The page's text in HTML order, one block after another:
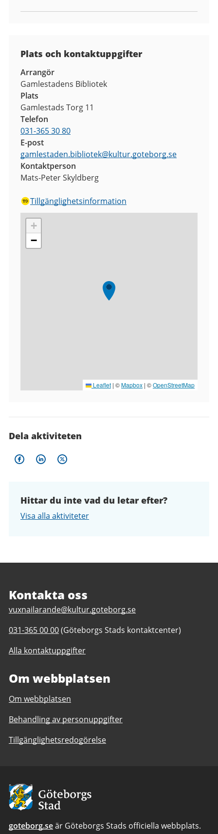
Plats och kontaktuppgifter
Arrangör
Gamlestadens Bibliotek
Plats
Gamlestads Torg 11
Telefon
031-365 30 80
E-post
gamlestaden.bibliotek@kultur.goteborg.se
Kontaktperson
Mats-Peter Skyldberg
Tillgänglighetsinformation
+
−
Leaflet | ©Mapbox | ©OpenStreetMap
Dela aktiviteten
Hittar du inte vad du letar efter?
Visa alla aktiviteter
Kontakta oss
E
p
s
t
l
l
V
u
i
l
ä
vuxnailarande@kultur.goteborg.se
T
l
f
n
u
m
m
t
i
l
V
031-365 00 00(Göteborgs Stads kontaktcenter)
Alla kontaktuppgifter
Om webbplatsen
Om webbplatsen
Behandling av personuppgifter
Tillgänglighetsredogörelse
Avsändare
goteborg.seär Göteborgs Stads officiella webbplats.